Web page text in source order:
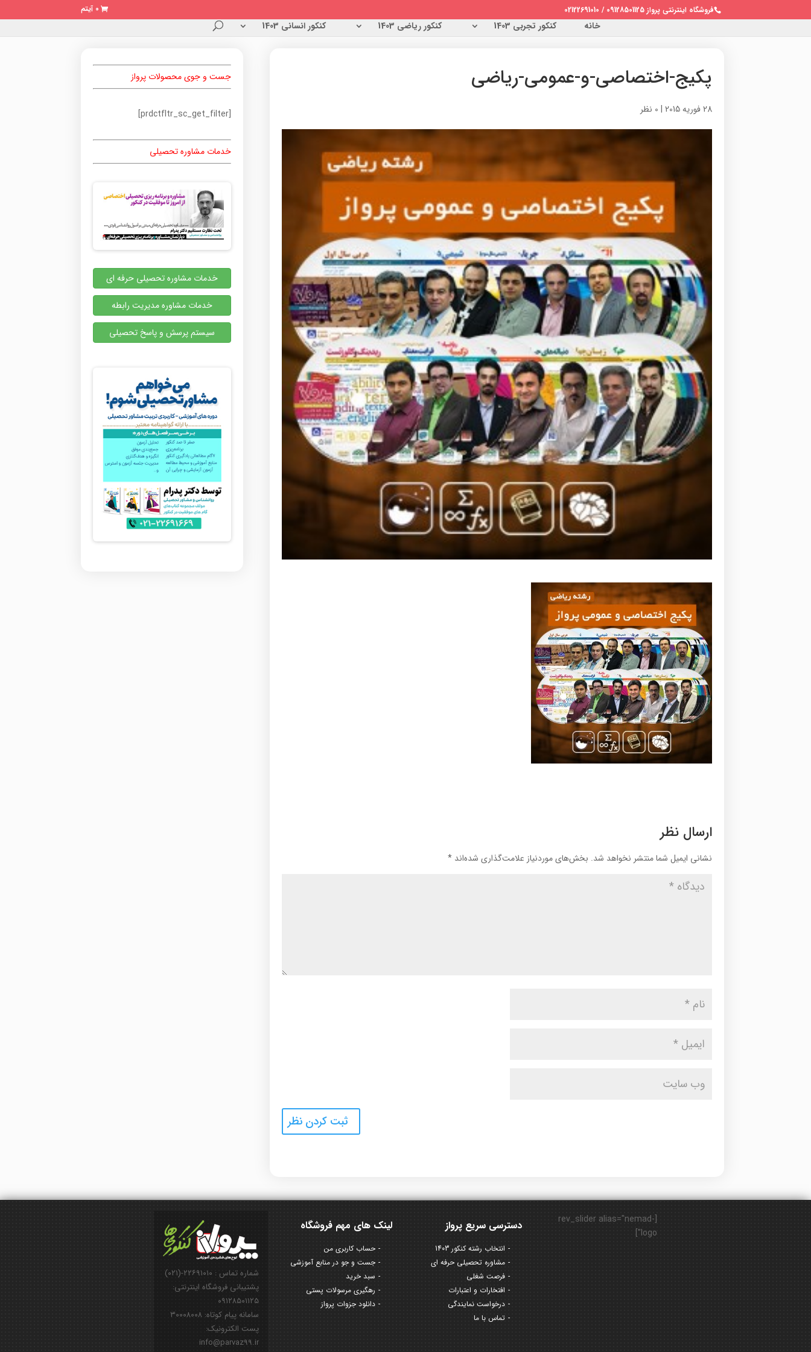
فروشگاه اینترنتی پرواز 09128501125 / 02122691010 0 آیتم
خانه کنکور تجربی 1403 کنکور ریاضی 1403 کنکور انسانی 1403
پکیج-اختصاصی-و-عمومی-ریاضی
28 فوریه 2015 | 0 نظر
ارسال نظر
نشانی ایمیل شما منتشر نخواهد شد. بخش‌های موردنیاز علامت‌گذاری شده‌اند*
جست و جوی محصولات پرواز
[prdctfltr_sc_get_filter]
خدمات مشاوره تحصیلی
خدمات مشاوره تحصیلی حرفه ای
خدمات مشاوره مدیریت رابطه
سیستم پرسش و پاسخ تحصیلی
شماره تماس : ۲۲۶۹۱۰۱۰-(۰۲۱)
پشتیبانی فروشگاه اینترنتی:
۰۹۱۲۸۵۰۱۱۲۵
سامانه پیام کوتاه: ۳۰۰۰۸۰۰۸
پست الکترونیک:
info@parvaz99.ir
لینک های مهم فروشگاه
حساب کاربری من
جست و جو در منابع آموزشی
سبد خرید
رهگیری مرسولات پستی
دانلود جزوات پرواز
دسترسی سریع پرواز
انتخاب رشته کنکور 1403
مشاوره تحصیلی حرفه ای
فرصت شغلی
افتخارات و اعتبارات
درخواست نمایندگی
تماس با ما
[rev_slider alias="nemad-
logo"]